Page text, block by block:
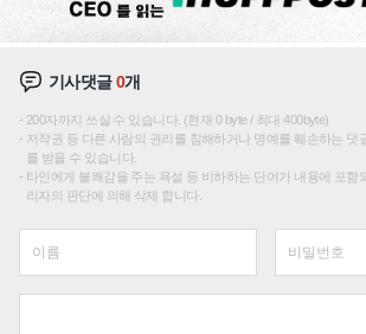
기사댓글0개
200자까지 쓰실 수 있습니다. (현재 0 byte / 최대 400byte)
저작권 등 다른 사람의 권리를 침해하거나 명예를 훼손하는 댓
를 받을 수 있습니다.
타인에게 불쾌감을 주는 욕설 등 비하하는 단어가 내용에 포함
리자의 판단에 의해 삭제 합니다.